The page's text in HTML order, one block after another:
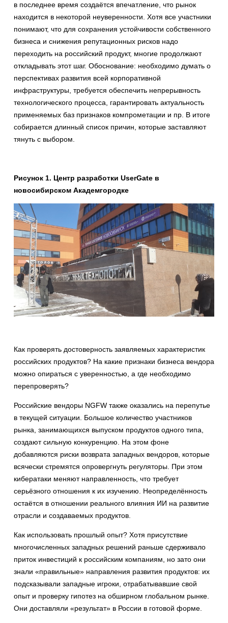
в последнее время создаётся впечатление, что рынок
находится в некоторой неуверенности. Хотя все участники
понимают, что для сохранения устойчивости собственного
бизнеса и снижения репутационных рисков надо
переходить на российский продукт, многие продолжают
откладывать этот шаг. Обоснование: необходимо думать о
перспективах развития всей корпоративной
инфраструктуры, требуется обеспечить непрерывность
технологического процесса, гарантировать актуальность
применяемых баз признаков компрометации и пр. В итоге
собирается длинный список причин, которые заставляют
тянуть с выбором.
Рисунок 1. Центр разработки UserGate в
новосибирском Академгородке
Как проверять достоверность заявляемых характеристик
российских продуктов? На какие признаки бизнеса вендора
можно опираться с уверенностью, а где необходимо
перепроверять?
Российские вендоры NGFW также оказались на перепутье
в текущей ситуации. Большое количество участников
рынка, занимающихся выпуском продуктов одного типа,
создают сильную конкуренцию. На этом фоне
добавляются риски возврата западных вендоров, которые
всячески стремятся опровергнуть регуляторы. При этом
кибератаки меняют направленность, что требует
серьёзного отношения к их изучению. Неопределённость
остаётся в отношении реального влияния ИИ на развитие
отрасли и создаваемых продуктов.
Как использовать прошлый опыт? Хотя присутствие
многочисленных западных решений раньше сдерживало
приток инвестиций к российским компаниям, но зато они
знали «правильные» направления развития продуктов: их
подсказывали западные игроки, отрабатывавшие свой
опыт и проверку гипотез на обширном глобальном рынке.
Они доставляли «результат» в России в готовой форме.